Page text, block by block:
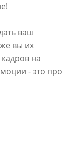
ваш
вы их
на
- это про